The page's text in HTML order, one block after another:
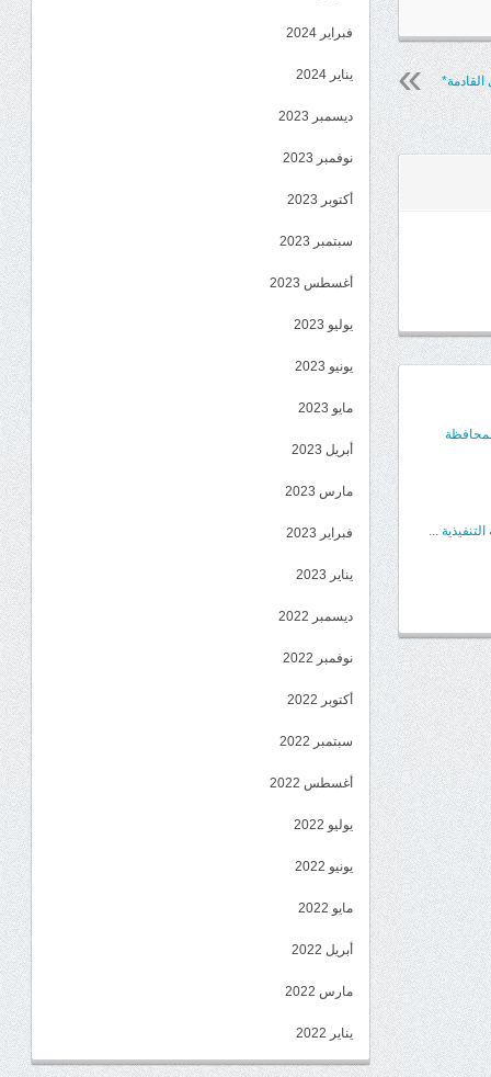
القادمة*
...
فبراير 2024
يناير 2024
ديسمبر 2023
نوفمبر 2023
أكتوبر 2023
سبتمبر 2023
أغسطس 2023
يوليو 2023
يونيو 2023
مايو 2023
أبريل 2023
مارس 2023
فبراير 2023
يناير 2023
ديسمبر 2022
نوفمبر 2022
أكتوبر 2022
سبتمبر 2022
أغسطس 2022
يوليو 2022
يونيو 2022
مايو 2022
أبريل 2022
مارس 2022
يناير 2022